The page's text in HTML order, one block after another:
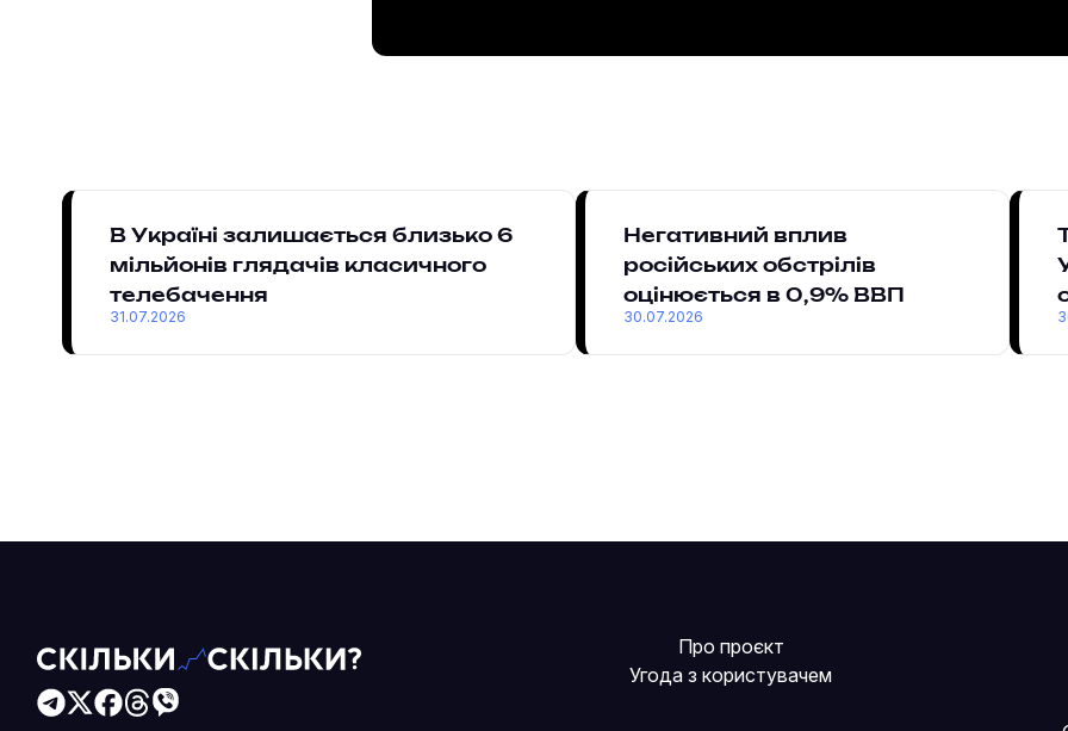
В Україні залишається близько 6
мільйонів глядачів класичного
телебачення
31.07.2026
Негативний вплив
російських обстрілів
оцінюється в 0,9% ВВП
30.07.2026
Читайте більше в наших соцмережах
Про проєкт
Угода з користувачем